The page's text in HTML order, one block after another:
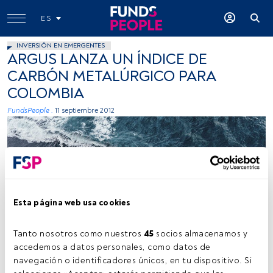
Esta página web usa cookies
Tanto nosotros como nuestros 45 socios almacenamos y
accedemos a datos personales, como datos de
navegación o identificadores únicos, en tu dispositivo. Si
ES
INVERSIÓN EN EMERGENTES
ARGUS LANZA UN ÍNDICE DE
CARBÓN METALÚRGICO PARA
COLOMBIA
FundsPeople . 11 septiembre 2012
Tiempo lectura: 1 min.